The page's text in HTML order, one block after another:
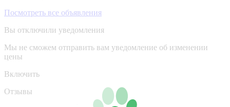
Посмотреть все объявления
Вы отключили уведомления
Мы не сможем отправить вам уведомление об изменении
цены
Включить
Отзывы